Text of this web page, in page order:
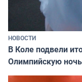
НОВОСТИ
В Коле подвели
Олимпийскую